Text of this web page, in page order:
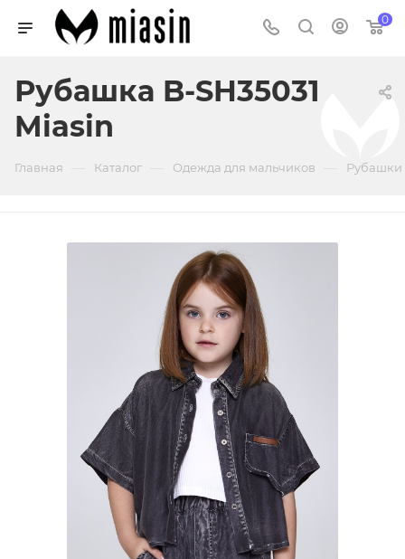
0
Рубашка B-SH35031
Miasin
Главная Каталог Одежда для мальчиков Рубашки